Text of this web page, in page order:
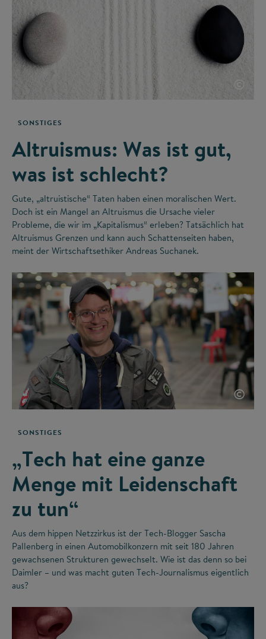
©
SONSTIGES
Altruismus: Was ist gut,
was ist schlecht?
Gute, „altruistische“ Taten haben einen moralischen Wert.
Doch ist ein Mangel an Altruismus die Ursache vieler
Probleme, die wir im „Kapitalismus“ erleben? Tatsächlich hat
Altruismus Grenzen und kann auch Schattenseiten haben,
meint der Wirtschaftsethiker Andreas Suchanek.
©
SONSTIGES
„Tech hat eine ganze
Menge mit Leidenschaft
zu tun“
Aus dem hippen Netzzirkus ist der Tech-Blogger Sascha
Pallenberg in einen Automobilkonzern mit seit 180 Jahren
gewachsenen Strukturen gewechselt. Wie ist das denn so bei
Daimler – und was macht guten Tech-Journalismus eigentlich
aus?